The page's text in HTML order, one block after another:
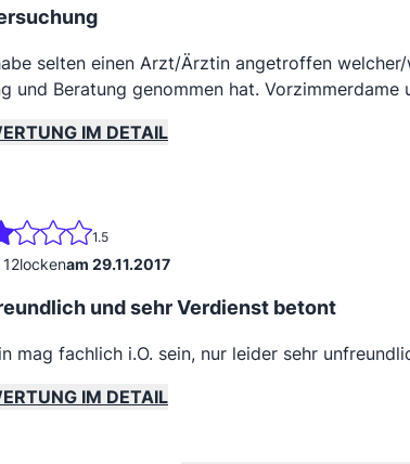
selten einen Arzt/Ärztin angetroffen
und Beratung genommen hat. Vorzimmerdame
IM DETAIL
1.5
12lockenam 29.11.2017
und sehr Verdienst betont
mag fachlich i.O. sein, nur leider sehr
IM DETAIL